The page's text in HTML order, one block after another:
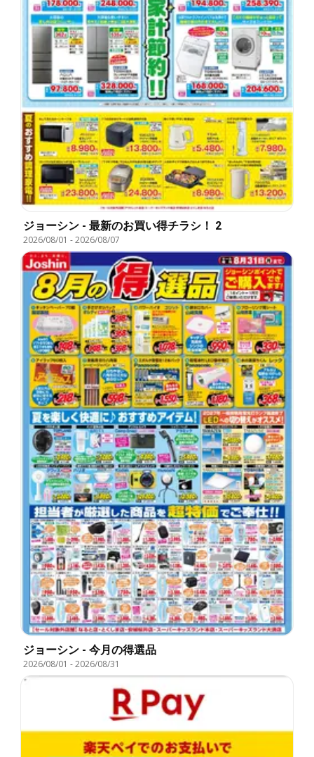
ジョーシン - 最新のお買い得チラシ！ 2
2026/08/01 -2026/08/07
ジョーシン - 今月の得選品
2026/08/01 -2026/08/31